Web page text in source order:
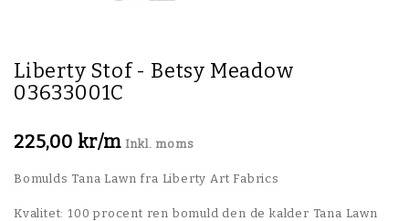
Liberty Stof - Betsy Meadow
03633001C
225,00 kr/m Inkl. moms
Bomulds Tana Lawn fra Liberty Art Fabrics
Kvalitet: 100 procent ren bomuld den de kalder Tana Lawn